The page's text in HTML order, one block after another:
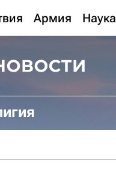
Армия Наука